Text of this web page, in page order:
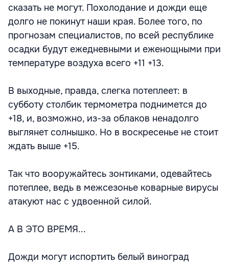
сказать не могут. Похолодание и дожди еще
долго не покинут наши края. Более того, по
прогнозам специалистов, по всей республике
осадки будут ежедневными и еженощными при
температуре воздуха всего +11 +13.
В выходные, правда, слегка потеплеет: в
субботу столбик термометра поднимется до
+18, и, возможно, из-за облаков ненадолго
выглянет солнышко. Но в воскресенье не стоит
ждать выше +15.
Так что вооружайтесь зонтиками, одевайтесь
потеплее, ведь в межсезонье коварные вирусы
атакуют нас с удвоенной силой.
А В ЭТО ВРЕМЯ...
Дожди могут испортить белый виноград